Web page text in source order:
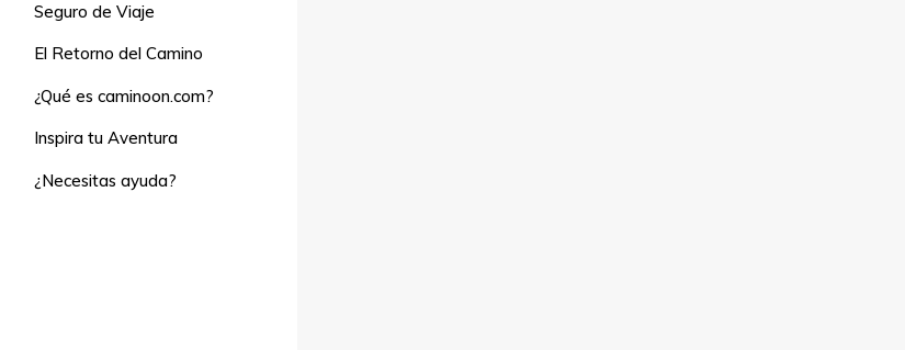
Seguro de Viaje
El Retorno del Camino
¿Qué es caminoon.com?
Inspira tu Aventura
¿Necesitas ayuda?